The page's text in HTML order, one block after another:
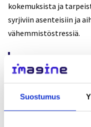
Suostumus
kokemuksista ja
syrjiviin asenteisiin ja
vähemmistöstressiä.
kohtaamisiinsa
esimerkiksi nuori ikä,
vähemmistöasema –